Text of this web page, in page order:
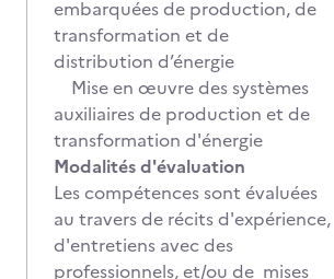
embarquées de production, de
transformation et de
distribution d’énergie
Mise en œuvre des systèmes
auxiliaires de production et de
transformation d'énergie
Modalités d'évaluation
Les compétences sont évaluées
au travers de récits d'expérience,
d'entretiens avec des
professionnels, et/ou de mises